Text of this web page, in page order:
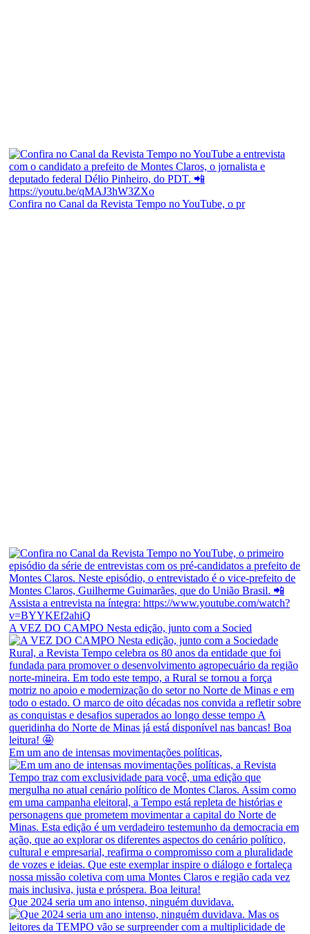
Confira no Canal da Revista Tempo no YouTube, o pr
A VEZ DO CAMPO Nesta edição, junto com a Socied
Em um ano de intensas movimentações políticas,
Que 2024 seria um ano intenso, ninguém duvidava.